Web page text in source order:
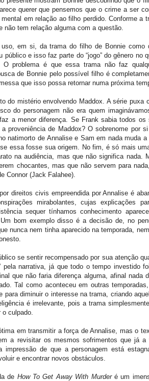
querer que pensemos que o crime a ser
em relação ao filho perdido. Conforme a
não tem relação alguma com a questão.
em si, da trama do filho de Bonnie como
público e isso faz parte do “jogo” do gênero no
O problema é que essa trama não faz
de Bonnie pelo possível filho é
que isso possa retornar numa próxima
do mistério envolvendo Maddox. A série puxa
do personagem não era quem
a menor diferença. Se Frank sabia todos os
a proveniência de Maddox? O sobrenome por
natimorto de Annalise e Sam em nada muda
essa fosse sua origem. No fim, é só mais
na audiência, mas que não significa nada.
chocantes, mas que não servem para
Connor (Jack Falahee).
direitos civis empreendida por Annalise é
mirabolantes, cujas explicações
sequer tínhamos conhecimento
bom exemplo disso é a decisão de, no
nunca nem tinha aparecido na temporada,
se sentir recompensado por sua atenção
pela narrativa, já que todo o tempo investido
que não faria diferença alguma, afinal nada
Tal como aconteceu em outras
para diminuir o interesse na trama, criando
é irrelevante, pois a trama
culpado.
em transmitir a força de Annalise, mas o
a revisitar os mesmos sofrimentos que já a
impressão de que a personagem está
e encontrar novos obstáculos.
de How To Get Away With Murderé um